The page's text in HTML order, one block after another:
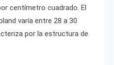
centímetro cuadrado. El
varía entre 28 a 30
por la estructura de